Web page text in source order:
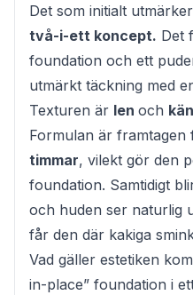
Det som initialt
två-i-ett koncept. Det
foundation och ett
utmärkt täckning med
Texturen är len och
Formulan är framtagen
timmar, vilekt gör den
foundation. Samtidigt
och huden ser naturlig
får den där kakiga
Vad gäller estetiken
in-place” foundation i